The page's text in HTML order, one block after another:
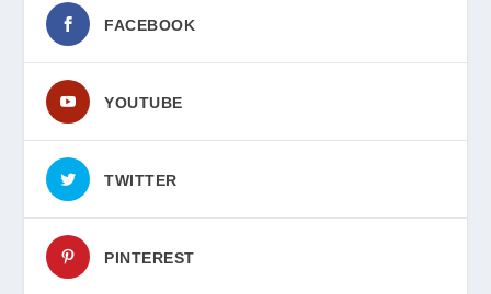
FACEBOOK
YOUTUBE
TWITTER
PINTEREST